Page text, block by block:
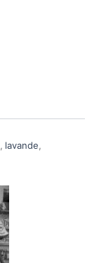
, lavande,